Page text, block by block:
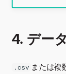
4. デー
.csv または複